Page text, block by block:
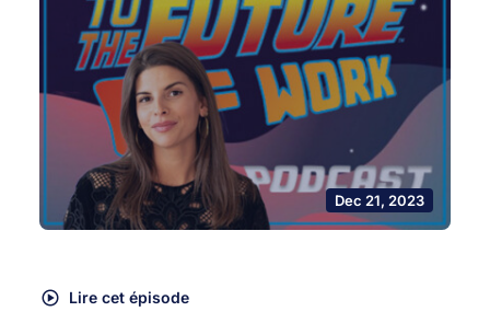
Dec 21, 2023
Lire cet épisode